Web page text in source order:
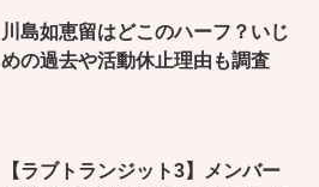
川島如恵留はどこのハーフ？いじ
めの過去や活動休止理由も調査
【ラブトランジット3】メンバー